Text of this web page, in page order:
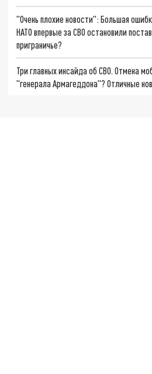
"Очень плохие новости": Большая
НАТО впервые за СВО остановили
приграничье?
Три главных инсайда об СВО. Отмена
"генерала Армагеддона"? Отличные